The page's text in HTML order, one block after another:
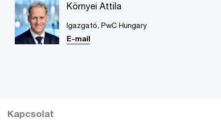
Környei Attila
Igazgató, PwC Hungary
E-mail
Kapcsolat